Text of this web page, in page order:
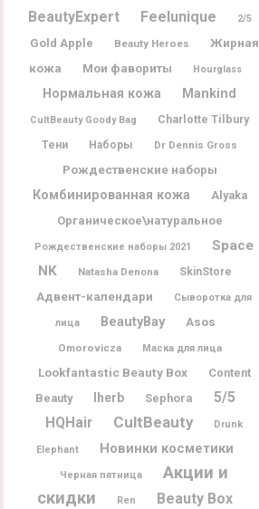
BeautyExpert Feelunique 2/5
Gold Apple Beauty Heroes
Жирная
кожа
Мои фавориты Hourglass
Нормальная кожа Mankind
CultBeauty Goody Bag Charlotte Tilbury
Тени Наборы Dr Dennis Gross
Рождественские наборы
Комбинированная кожа
Alyaka
Органическое\натуральное
Рождественские наборы 2021
Space
NK
Natasha Denona SkinStore
Адвент-календари Сыворотка для
лица BeautyBay Asos
Omorovicza Маска для лица
Lookfantastic Beauty Box
Content
Beauty
Iherb Sephora 5/5
HQHair CultBeauty Drunk
Elephant Новинки косметики
Черная пятница
Акции и
скидки
Ren Beauty Box